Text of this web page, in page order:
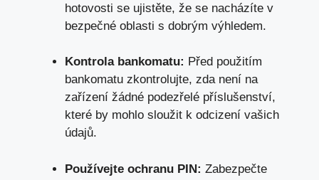
hotovosti se ujistěte, že se nacházíte v
bezpečné oblasti s dobrým výhledem.
Kontrola bankomatu: Před použitím
bankomatu zkontrolujte, zda není na
zařízení žádné podezřelé příslušenství,
které by mohlo sloužit k odcizení vašich
údajů.
Používejte ochranu PIN: Zabezpečte